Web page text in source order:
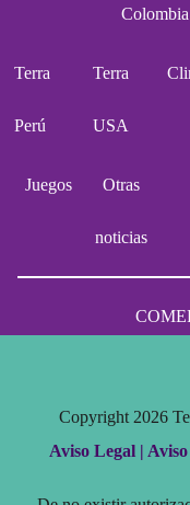
Colombia
Terra
Perú
Terra
USA
Juegos Otras
noticias
Copyright 2026
Aviso Legal |